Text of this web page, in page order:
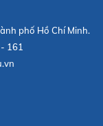
phố Hồ Chí Minh.
161